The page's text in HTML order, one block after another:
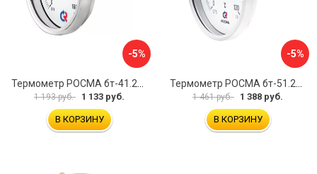
-5%
1 193 руб. 1 133 руб.
В КОРЗИНУ
-5%
1 461 руб. 1 388 руб.
В КОРЗИНУ